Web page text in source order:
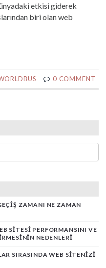
etkisi giderek
biri olan web
0 COMMENT
ZAMANI NE ZAMAN
SITESI PERFORMANSINI VE
NEDENLERI
SIRASINDA WEB SITENIZI